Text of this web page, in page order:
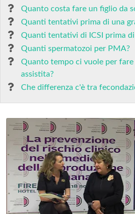
Quanto costa fare un figlio da
Quanti tentativi prima di una
Quanti tentativi di ICSI prima
Quanti spermatozoi per PMA?
Quanto tempo ci vuole per
assistita?
Che differenza c'è tra